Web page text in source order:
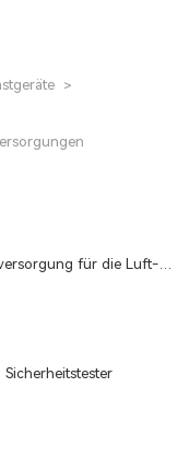
>
für die Luft-
Sicherheitstester